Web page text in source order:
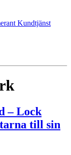
Kundtjänst
– Lock
till sin